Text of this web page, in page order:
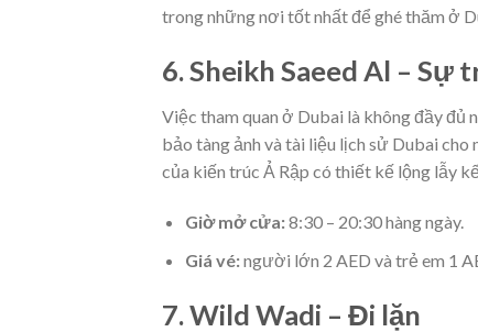
trong những nơi tốt nhất để ghé thăm ở
6. Sheikh Saeed Al – Sự
Việc tham quan ở Dubai là không đầy đủ
bảo tàng ảnh và tài liệu lịch sử Dubai cho
của kiến trúc Ả Rập có thiết kế lộng lẫy
Giờ mở cửa:8:30 – 20:30 hàng ngày.
Giá vé:người lớn 2 AED và trẻ em 1
7. Wild Wadi – Đi lặn